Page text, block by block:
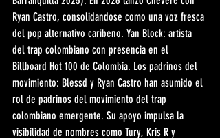
Ryan Castro, consolidandose como una voz fresca
del pop alternativo caribeno. Yan Block: artista
del trap colombiano con presencia en el
Billboard Hot 100 de Colombia. Los padrinos del
movimiento: Blessd y Ryan Castro han asumido el
rol de padrinos del movimiento del trap
colombiano emergente. Su apoyo impulsa la
visibilidad de nombres como Tury, Kris R y